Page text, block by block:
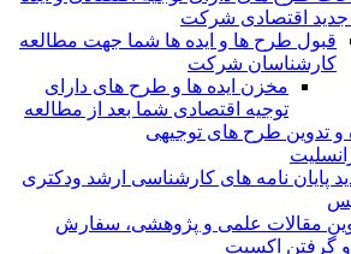
اقتصادی شرکت
قبول طرح ها و ایده ها شما جهت مطالعه
کارشناسان شرکت
مخزن ایده ها و طرح های دارای
توجیه اقتصادی شما بعد از مطالعه
تدوین طرح های توجیهی
پایان نامه های کارشناسی ارشد ودکتری
مقالات علمی و پژوهشی، سفارش